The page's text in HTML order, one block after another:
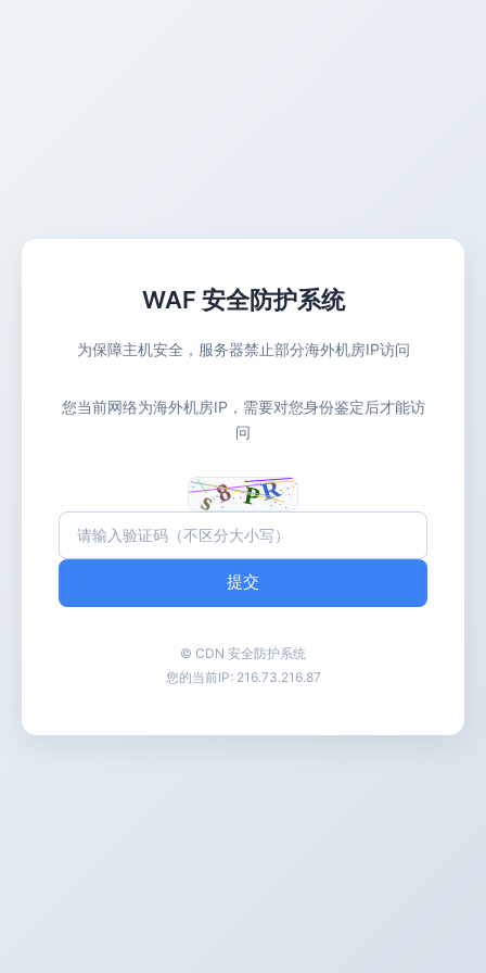
WAF 安全防护系统
为保障主机安全，服务器禁止部分海外机房IP访问
您当前网络为海外机房IP，需要对您身份鉴定后才能访
问
提交
© CDN 安全防护系统
您的当前IP: 216.73.216.87